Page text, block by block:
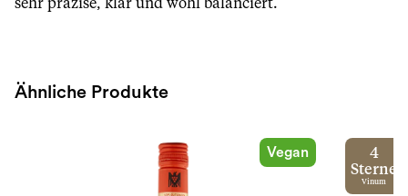
sehr präzise, klar und wohl balanciert.
Ähnliche Produkte
Vegan
4
Sterne
Vinum